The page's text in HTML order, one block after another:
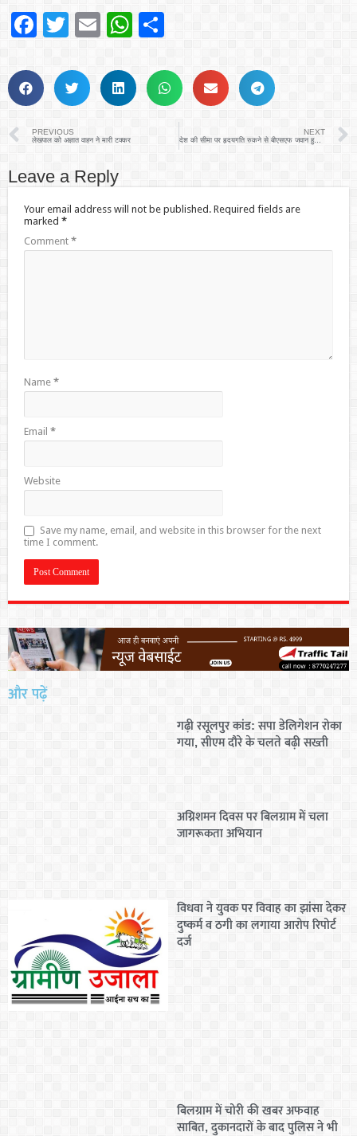
Facebook
Twitter
EmailWhatsApp
PREVIOUS
लेखपाल को अज्ञात वाहन ने मारी टक्कर
NEXT
देश की सीमा पर हृदयगति रुकने से बीएसएफ जवान हुआ शहीद, पैतृक गांव में शोक की लहर
Leave a Reply
Your email address will not be published. Required fields are
marked *
Comment *
Name *
Email *
Website
Save my name, email, and website in this browser for the next
time I comment.
और पढ़ें
गढ़ी रसूलपुर कांड: सपा डेलिगेशन रोका
गया, सीएम दौरे के चलते बढ़ी सख्ती
अग्निशमन दिवस पर बिलग्राम में चला
जागरूकता अभियान
विधवा ने युवक पर विवाह का झांसा देकर
दुष्कर्म व ठगी का लगाया आरोप रिपोर्ट
दर्ज
बिलग्राम में चोरी की खबर अफवाह
साबित, दुकानदारों के बाद पुलिस ने भी